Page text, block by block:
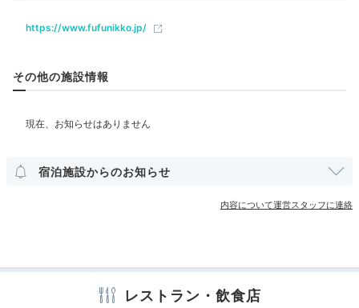
日本料理・節中①
夕食は「日本料理・節中」と「鉄板焼き・候」の2つの
レストランで地元の食材をはじめとした、旬の食材を存
押し♡いずれも事前に予約しておくのがおすすめです。
ベビーベッド
ベッドガード
部屋情報
冷蔵庫 ミニバー
スリッパ
セーフティボックス
パジャマ バスローブ カミソリ
https://www.fufunikko.jp/
その他の施設情報
宿泊施設からのお知らせ
内容について運営スタッフに連絡
レストラン・飲食店